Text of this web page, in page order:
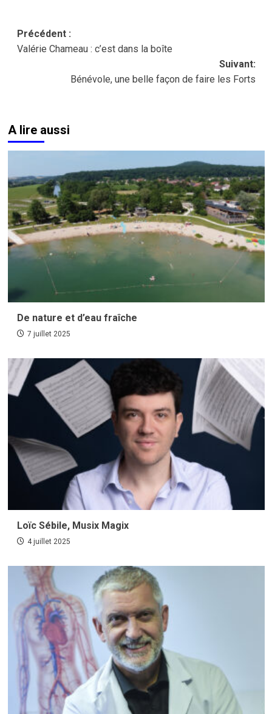
Navigation
d’article
Précédent :
Valérie Chameau : c’est dans la boîte
Suivant:
Bénévole, une belle façon de faire les Forts
A lire aussi
De nature et d’eau fraîche
7 juillet 2025
Loïc Sébile, Musix Magix
4 juillet 2025